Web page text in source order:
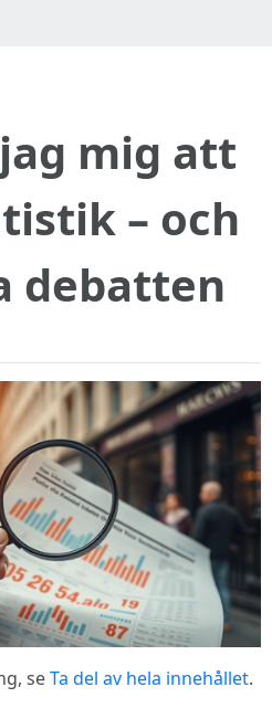
mig att
– och
debatten
seTa del av hela innehållet.